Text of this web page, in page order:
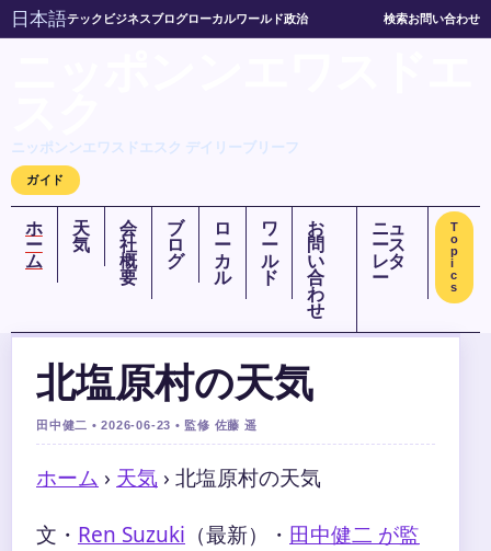
日本語テック ビジネスブログローカルワールド政治 検索お問い合わせ
ニッポンンエワスドエスク デイリーブリーフ
ガイド
ホ
ー
ム
天
気
会
社
概
要
ブ
ロ
グ
ロ
ー
カ
ル
ワ
ー
ル
ド
お
問
い
合
わ
せ
ニュ
ース
レタ
ー
T
o
p
i
c
s
北塩原村の天気
田中健二 • 2026-06-23 • 監修 佐藤 遥
ホーム › 天気 › 北塩原村の天気
文・ Ren Suzuki （最新） ・ 田中健二 が監